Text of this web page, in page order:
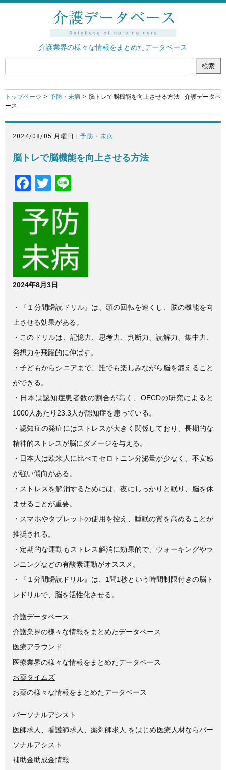
介護業界の様々な情報をまとめたデータベース
トップページ 予防・未病
脳トレで脳機能を向上させる方法 - 介護データベ
ース
2024/08/05 月曜日 |予防・未病
脳トレで脳機能を向上させる方法
F
a
c
e
b
o
o
T
wi
tt
er
n
e
2024年8月3日
・『１分間瞬読ドリル』は、頭の回転を速くし、脳の機能を向
上させる効果がある。
・このドリルは、記憶力、思考力、判断力、読解力、集中力、
発想力を飛躍的に伸ばす。
・子どもからシニアまで、誰でも楽しみながら脳を鍛えること
ができる。
・日本は認知症患者数の割合が高く、OECDの研究によると
1000人あたり23.3人が認知症を患っている。
・認知症の発症にはストレスが大きく関係しており、長期的な
精神的ストレスが脳にダメージを与える。
・日本人は欧米人に比べてセロトニン分泌量が少なく、不安感
が強い傾向がある。
・ストレスを解消するためには、夜にしっかりと眠り、脳を休
ませることが重要。
・スマホやタブレットの使用を控え、睡眠の質を高めることが
推奨される。
・定期的な運動もストレス解消に効果的で、ウォーキングやラ
ンニングなどの有酸素運動がオススメ。
・『１分間瞬読ドリル』は、1問1秒という時間制限付きの脳ト
レドリルで、脳を活性化させる。
介護データベース
介護業界の様々な情報をまとめたデータベース
医療アラウンド
医療業界の様々な情報をまとめたデータベース
お薬タイムズ
お薬の様々な情報をまとめたデータベース
パーソナルアシスト
医師求人、看護師求人、薬剤師求人 をはじめ医療人材ならパー
ソナルアシスト
補助金助成金情報